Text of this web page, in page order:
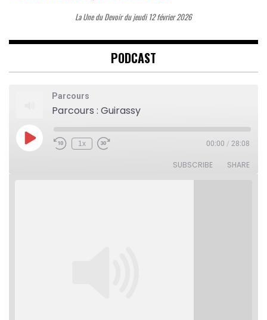
La Une du Devoir du jeudi 12 février 2026
PODCAST
Parcours
Parcours : Guirassy
Play
Episode
Rewind
1x
Fast
00:00 / 28:08
SUBSCRIBE SHARE